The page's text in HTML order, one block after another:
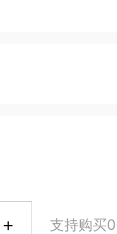
支持购买